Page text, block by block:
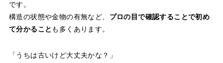
です。
構造の状態や金物の有無など、 プロの目で確認することで初め
て分かること も多くあります。
「うちは古いけど大丈夫かな？」